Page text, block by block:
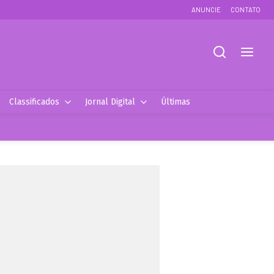
ANUNCIE CONTATO
Classificados Jornal Digital Últimas